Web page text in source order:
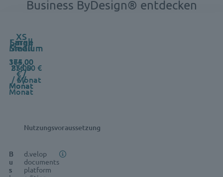
Business ByDesign® entdecken
Feature
XS
Small
85,00
€ /
Monat
Small
164,00
€ /
Monat
Medium
276,50 €
/ Monat
Large
375,00
€ /
Monat
Nutzungsvoraussetzung
d.velop
documents
platform
B
u
s
B
u
s
B
u
s
B
u
s